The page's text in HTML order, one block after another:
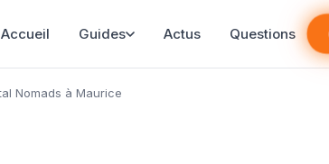
Accueil Guides Actus Questions
Nomads à Maurice